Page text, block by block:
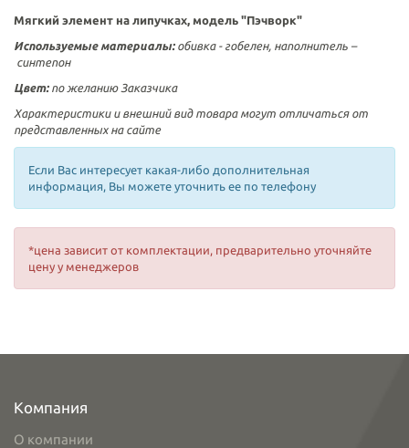
Мягкий элемент на липучках, модель "Пэчворк"
Используемые материалы:обивка - гобелен, наполнитель –
синтепон
Цвет: по желанию Заказчика
Характеристики и внешний вид товара могут отличаться от
представленных на сайте
Если Вас интересует какая-либо дополнительная
информация, Вы можете уточнить ее по телефону
*цена зависит от комплектации, предварительно уточняйте
цену у менеджеров
Компания
О компании